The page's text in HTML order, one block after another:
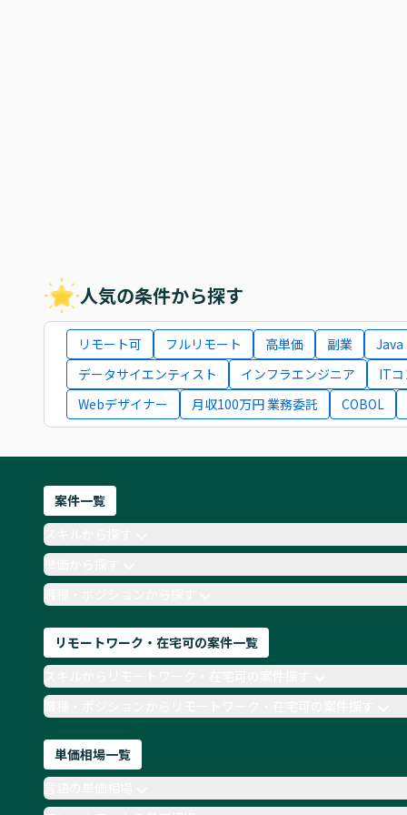
人気の条件から探す
リモート可 フルリモート 高単価 副業
Java
データサイエンティスト
インフラエンジニア
IT
Webデザイナー
月収100万円 業務委託 COBOL
案件一覧
単価から探す
職種・ポジションから探す
リモートワーク・在宅可の案件一覧
職種・ポジションからリモートワーク・在宅可の案件探す
単価相場一覧